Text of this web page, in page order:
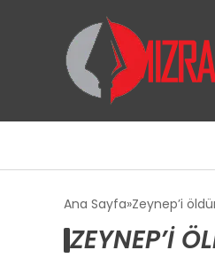
Ana Sayfa Zeynep’i
ZEYNEP’I